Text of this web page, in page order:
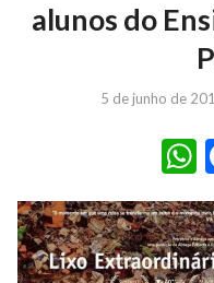
alunos do
5 de junho de